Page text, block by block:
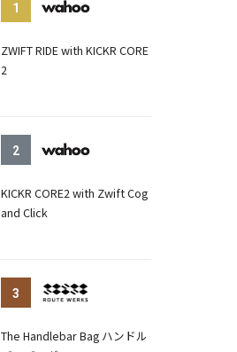
1
ZWIFT RIDE with KICKR CORE
2
2
KICKR CORE2 with Zwift Cog
and Click
3
The Handlebar Bag ハンドル